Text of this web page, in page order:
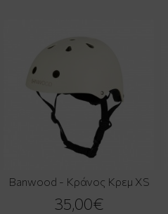
Banwood - Κράνος Κρεμ XS
35,00€